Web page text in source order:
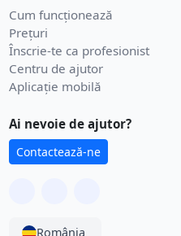
Cum funcționează
Prețuri
Înscrie-te ca profesionist
Centru de ajutor
Aplicație mobilă
Ai nevoie de ajutor?
Contactează-ne
România